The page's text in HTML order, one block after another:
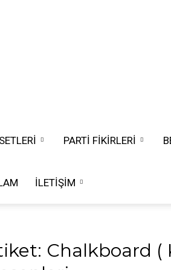
PARTİ FİKİRLERİ
İLETIŞIM
Chalkboard (